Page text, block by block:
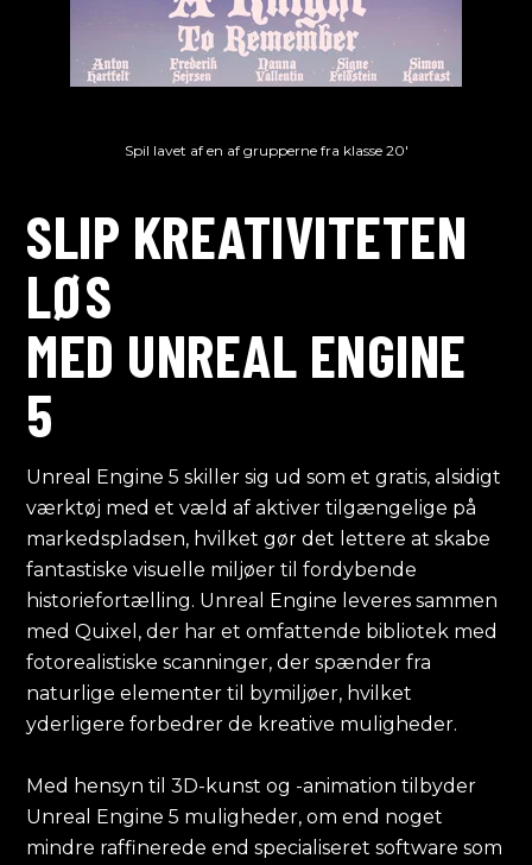
Spil lavet af en af grupperne fra klasse 20'
SLIP KREATIVITETEN
LØS
MED UNREAL ENGINE
5
Unreal Engine 5 skiller sig ud som et gratis, alsidigt
værktøj med et væld af aktiver tilgængelige på
markedspladsen, hvilket gør det lettere at skabe
fantastiske visuelle miljøer til fordybende
historiefortælling. Unreal Engine leveres sammen
med Quixel, der har et omfattende bibliotek med
fotorealistiske scanninger, der spænder fra
naturlige elementer til bymiljøer, hvilket
yderligere forbedrer de kreative muligheder.
Med hensyn til 3D-kunst og -animation tilbyder
Unreal Engine 5 muligheder, om end noget
mindre raffinerede end specialiseret software som